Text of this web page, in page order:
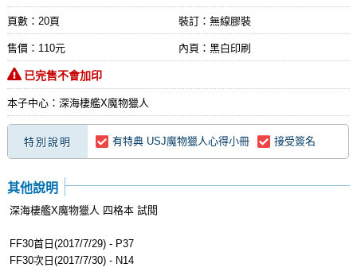
頁數：20頁 裝訂：無線膠裝
售價：110元 內頁：黑白印刷
已完售不會加印
本子中心：深海棲艦X魔物獵人
特別說明 有特典 USJ魔物獵人心得小冊 接受簽名
其他說明
深海棲艦X魔物獵人 四格本 試閱
FF30首日(2017/7/29) - P37
FF30次日(2017/7/30) - N14